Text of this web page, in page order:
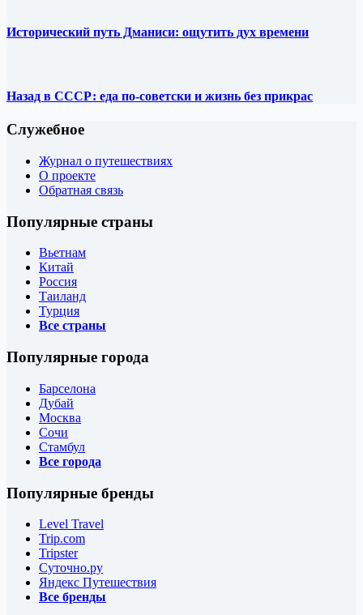
Исторический путь Дманиси: ощутить дух времени
Назад в СССР: еда по-советски и жизнь без прикрас
Служебное
Журнал о путешествиях
О проекте
Обратная связь
Популярные страны
Вьетнам
Китай
Россия
Таиланд
Турция
Все страны
Популярные города
Барселона
Дубай
Москва
Сочи
Стамбул
Все города
Популярные бренды
Level Travel
Trip.com
Tripster
Суточно.ру
Яндекс Путешествия
Все бренды